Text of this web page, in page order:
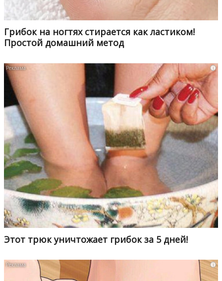
Грибок на ногтях стирается как ластиком!
Простой домашний метод
i
Этот трюк уничтожает грибок за 5 дней!
i